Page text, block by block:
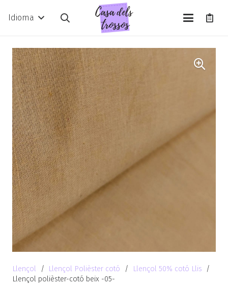
Idioma
Llençol / Llençol Polièster cotó / Llençol 50% cotó Llis
/
Llençol polièster-cotó beix -05-